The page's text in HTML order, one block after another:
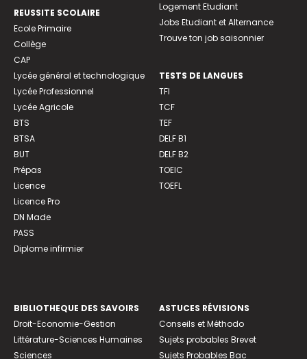
REUSSITE SCOLAIRE
Ecole Primaire
Collège
CAP
Lycée général et technologique
Lycée Professionnel
Lycée Agricole
BTS
BTSA
BUT
Prépas
Licence
Licence Pro
DN Made
PASS
Diplome infirmier
Logement Etudiant
Jobs Etudiant et Alternance
Trouve ton job saisonnier
TESTS DE LANGUES
TFI
TCF
TEF
DELF B1
DELF B2
TOEIC
TOEFL
BIBLIOTHEQUE DES SAVOIRS
Droit-Economie-Gestion
Littérature-Sciences Humaines
Sciences
ASTUCES RÉVISIONS
Conseils et Méthodo
Sujets probables Brevet
Sujets Probables Bac